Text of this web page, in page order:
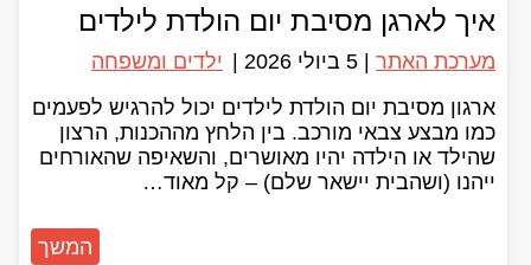
איך לארגן מסיבת יום הולדת לילדים
מערכת האתר 5 ביולי 2026
ילדים ומשפחה
ארגון מסיבת יום הולדת לילדים יכול להרגיש לפעמים
כמו מבצע צבאי מורכב. בין הלחץ מההכנות, הרצון
שהילד או הילדה יהיו מאושרים, והשאיפה שהאורחים
ייהנו (ושהבית יישאר שלם) – קל מאוד…
המשך